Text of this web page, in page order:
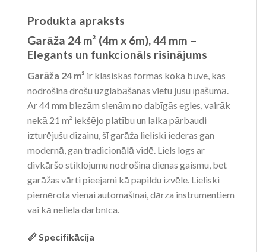
Produkta apraksts
Garāža 24 m² (4m x 6m), 44 mm –
Elegants un funkcionāls risinājums
Garāža 24 m² ir klasiskas formas koka būve, kas
nodrošina drošu uzglabāšanas vietu jūsu īpašumā.
Ar 44 mm biezām sienām no dabīgās egles, vairāk
nekā 21 m² iekšējo platību un laika pārbaudi
izturējušu dizainu, šī garāža lieliski iederas gan
modernā, gan tradicionālā vidē. Liels logs ar
divkāršo stiklojumu nodrošina dienas gaismu, bet
garāžas vārti pieejami kā papildu izvēle. Lieliski
piemērota vienai automašīnai, dārza instrumentiem
vai kā neliela darbnīca.
📏 Specifikācija